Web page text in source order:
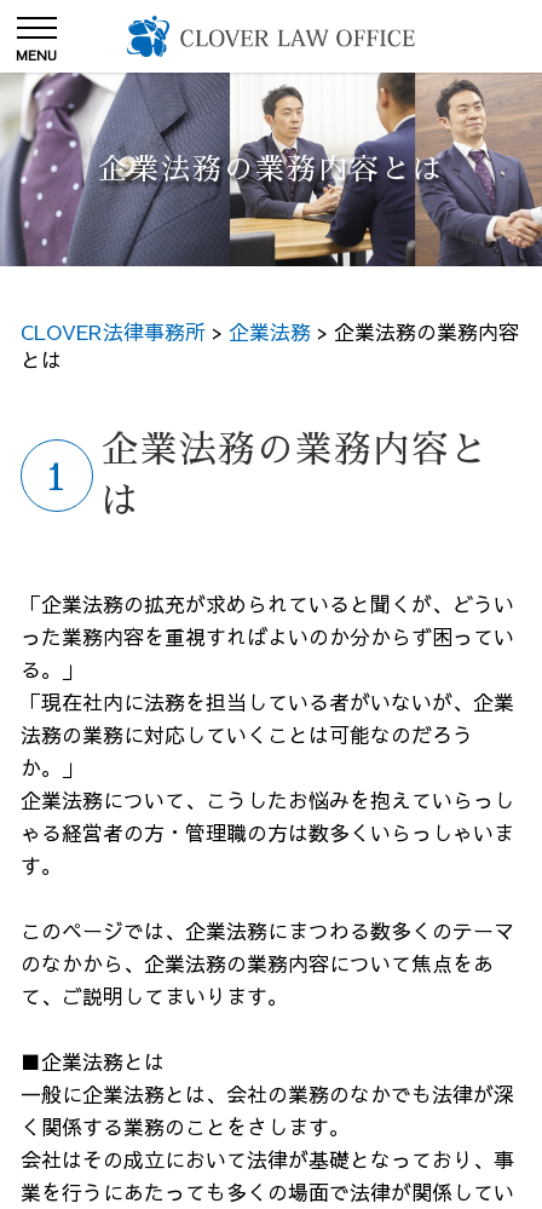
企業法務の業務内容とは
CLOVER法律事務所 > 企業法務 > 企業法務の業務内容
とは
企業法務の業務内容と
は
「企業法務の拡充が求められていると聞くが、どうい
った業務内容を重視すればよいのか分からず困ってい
る。」
「現在社内に法務を担当している者がいないが、企業
法務の業務に対応していくことは可能なのだろう
か。」
企業法務について、こうしたお悩みを抱えていらっし
ゃる経営者の方・管理職の方は数多くいらっしゃいま
す。
このページでは、企業法務にまつわる数多くのテーマ
のなかから、企業法務の業務内容について焦点をあ
て、ご説明してまいります。
■企業法務とは
一般に企業法務とは、会社の業務のなかでも法律が深
く関係する業務のことをさします。
会社はその成立において法律が基礎となっており、事
業を行うにあたっても多くの場面で法律が関係してい